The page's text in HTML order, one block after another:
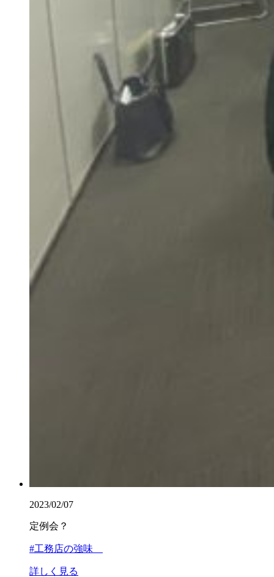
2023/02/07
定例会？
#工務店の強味
詳しく見る